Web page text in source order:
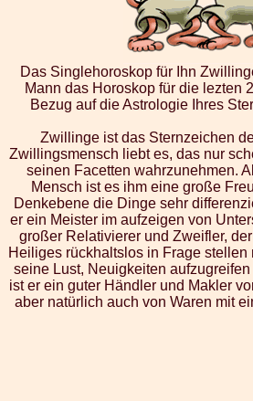
Das Singlehoroskop für Ihn
Mann das Horoskop für die lezten
Bezug auf die Astrologie Ihres
Zwillinge ist das Sternzeichen
Zwillingsmensch liebt es, das nur
seinen Facetten wahrzunehmen.
Mensch ist es ihm eine große
Denkebene die Dinge sehr
er ein Meister im aufzeigen von
großer Relativierer und Zweifler,
Heiliges rückhaltslos in Frage
seine Lust, Neuigkeiten
ist er ein guter Händler und Makler
aber natürlich auch von Waren mit